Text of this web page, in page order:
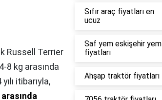
Russell Terrier
8 kg arasında
itibarıyla,
Sıfır araç fiyatları en
ucuz
Saf yem eskişehir yem
fiyatları
Ahşap traktör fiyatları